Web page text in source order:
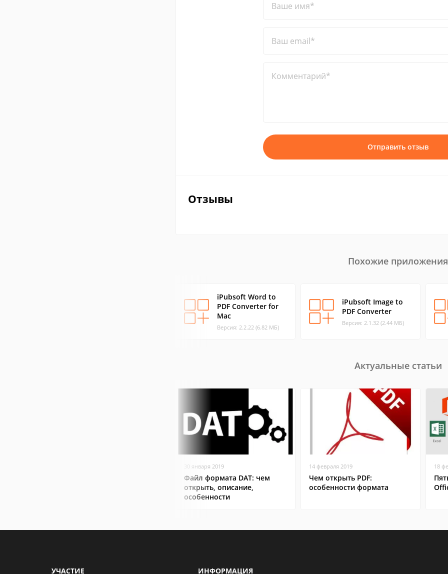
Ваше имя*
Ваш email*
Комментарий*
Отправить отзыв
Отзывы
Похожие приложения
iPubsoft Word to
PDF Converter for
Mac
Версия: 2.2.22 (6.82 МБ)
iPubsoft Image to
PDF Converter
Версия: 2.1.32 (2.44 МБ)
Актуальные статьи
30 января 2019
Файл формата DAT: чем
открыть, описание,
особенности
14 февраля 2019
Чем открыть PDF:
особенности формата
18
УЧАСТИЕ ИНФОРМАЦИЯ